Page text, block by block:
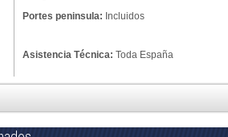
Portes peninsula: Incluidos
Asistencia Técnica: Toda España